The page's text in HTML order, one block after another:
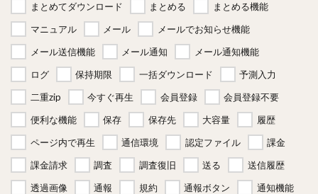
まとめてダウンロード
まとめる
まとめる機能
マニュアル
メール
メールでお知らせ機能
メール送信機能
メール通知
メール通知機能
ログ
保持期限 一括ダウンロード
予測入力
二重zip
今すぐ再生 会員登録
会員登録不要
便利な機能
保存 保存先 大容量
履歴
ページ内で再生
通信環境 認定ファイル
課金
課金請求
調査 調査復旧 送る
送信履歴
透過画像
通報 規約 通報ボタン
通知機能